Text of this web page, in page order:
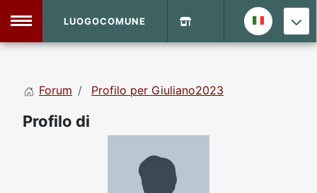
LUOGOCOMUNE
Forum Profilo per Giuliano2023
Profilo di